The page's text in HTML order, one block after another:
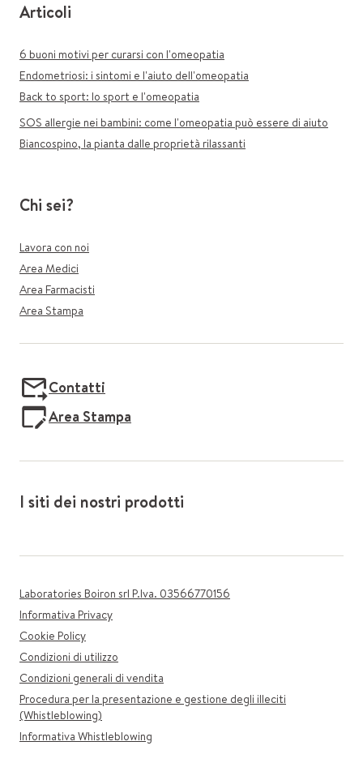
Articoli
6 buoni motivi per curarsi con l'omeopatia
Endometriosi: i sintomi e l'aiuto dell'omeopatia
Back to sport: lo sport e l'omeopatia
SOS allergie nei bambini: come l'omeopatia può essere di aiuto
Biancospino, la pianta dalle proprietà rilassanti
Chi sei?
Lavora con noi
Area Medici
Area Farmacisti
Area Stampa
Contatti
Area Stampa
I siti dei nostri prodotti
Laboratories Boiron srl P.Iva. 03566770156
Informativa Privacy
Cookie Policy
Condizioni di utilizzo
Condizioni generali di vendita
Procedura per la presentazione e gestione degli illeciti
(Whistleblowing)
Informativa Whistleblowing